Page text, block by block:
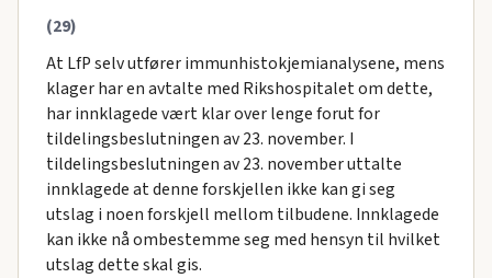
(29)
At LfP selv utfører immunhistokjemianalysene, mens
klager har en avtalte med Rikshospitalet om dette,
har innklagede vært klar over lenge forut for
tildelingsbeslutningen av 23. november. I
tildelingsbeslutningen av 23. november uttalte
innklagede at denne forskjellen ikke kan gi seg
utslag i noen forskjell mellom tilbudene. Innklagede
kan ikke nå ombestemme seg med hensyn til hvilket
utslag dette skal gis.